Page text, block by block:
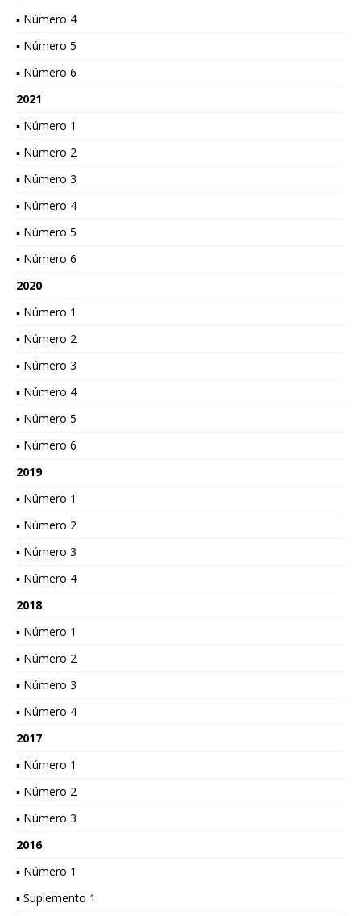
▪ Número 4
▪ Número 5
▪ Número 6
2021
▪ Número 1
▪ Número 2
▪ Número 3
▪ Número 4
▪ Número 5
▪ Número 6
2020
▪ Número 1
▪ Número 2
▪ Número 3
▪ Número 4
▪ Número 5
▪ Número 6
2019
▪ Número 1
▪ Número 2
▪ Número 3
▪ Número 4
2018
▪ Número 1
▪ Número 2
▪ Número 3
▪ Número 4
2017
▪ Número 1
▪ Número 2
▪ Número 3
2016
▪ Número 1
▪ Suplemento 1